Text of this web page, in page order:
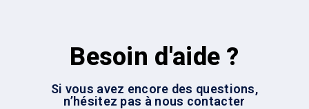
Besoin d'aide ?
Si vous avez encore des questions,
n’hésitez pas à nous contacter